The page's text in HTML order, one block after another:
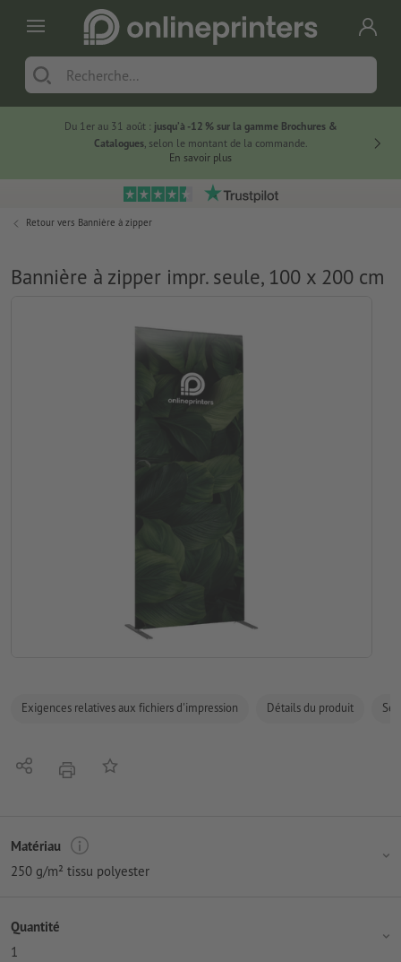
Du 1er au 31 août : jusqu’à -12 % sur la gamme Brochures &
Catalogues, selon le montant de la commande.
En savoir plus
Retour vers Bannière à zipper
Bannière à zipper impr. seule, 100 x 200 cm
Exigences relatives aux fichiers d'impression Détails du produit
PartagerimprimerAjouter à liste d'article
Matériau
250 g/m² tissu polyester
Quantité
1